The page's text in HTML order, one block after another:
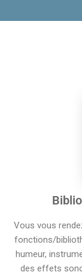
Vous vous
fonctions/
humeur,
des effets